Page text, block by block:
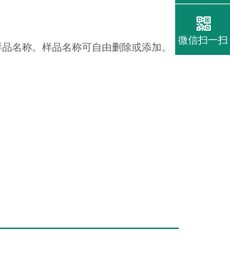
名称。样品名称可自由删除或添加。
微信扫一扫